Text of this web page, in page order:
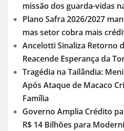
missão dos guarda-vidas
Plano Safra 2026/2027
mas setor cobra mais
Ancelotti Sinaliza Retorno
Reacende Esperança da
Tragédia na Tailândia:
Após Ataque de Macaco
Família
Governo Amplia Crédito
R$ 14 Bilhões para